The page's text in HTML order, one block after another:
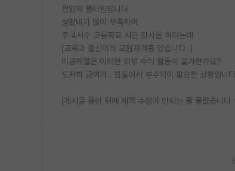
전일제 풀타임입니다
생활비가 많이 부족하여
주 4시수 고등학교 시간 강사를 하려는데
(교육과 출신이라 교원자격증 있습니다..)
이공계열은 이러한 외부 수익 활동이 불가한가요?
도저히 급여가.. 힘들어서 부수익이 필요한 상황입니다
(게시글 올린 뒤에 제목 수정이 안되는 줄 몰랐습니다